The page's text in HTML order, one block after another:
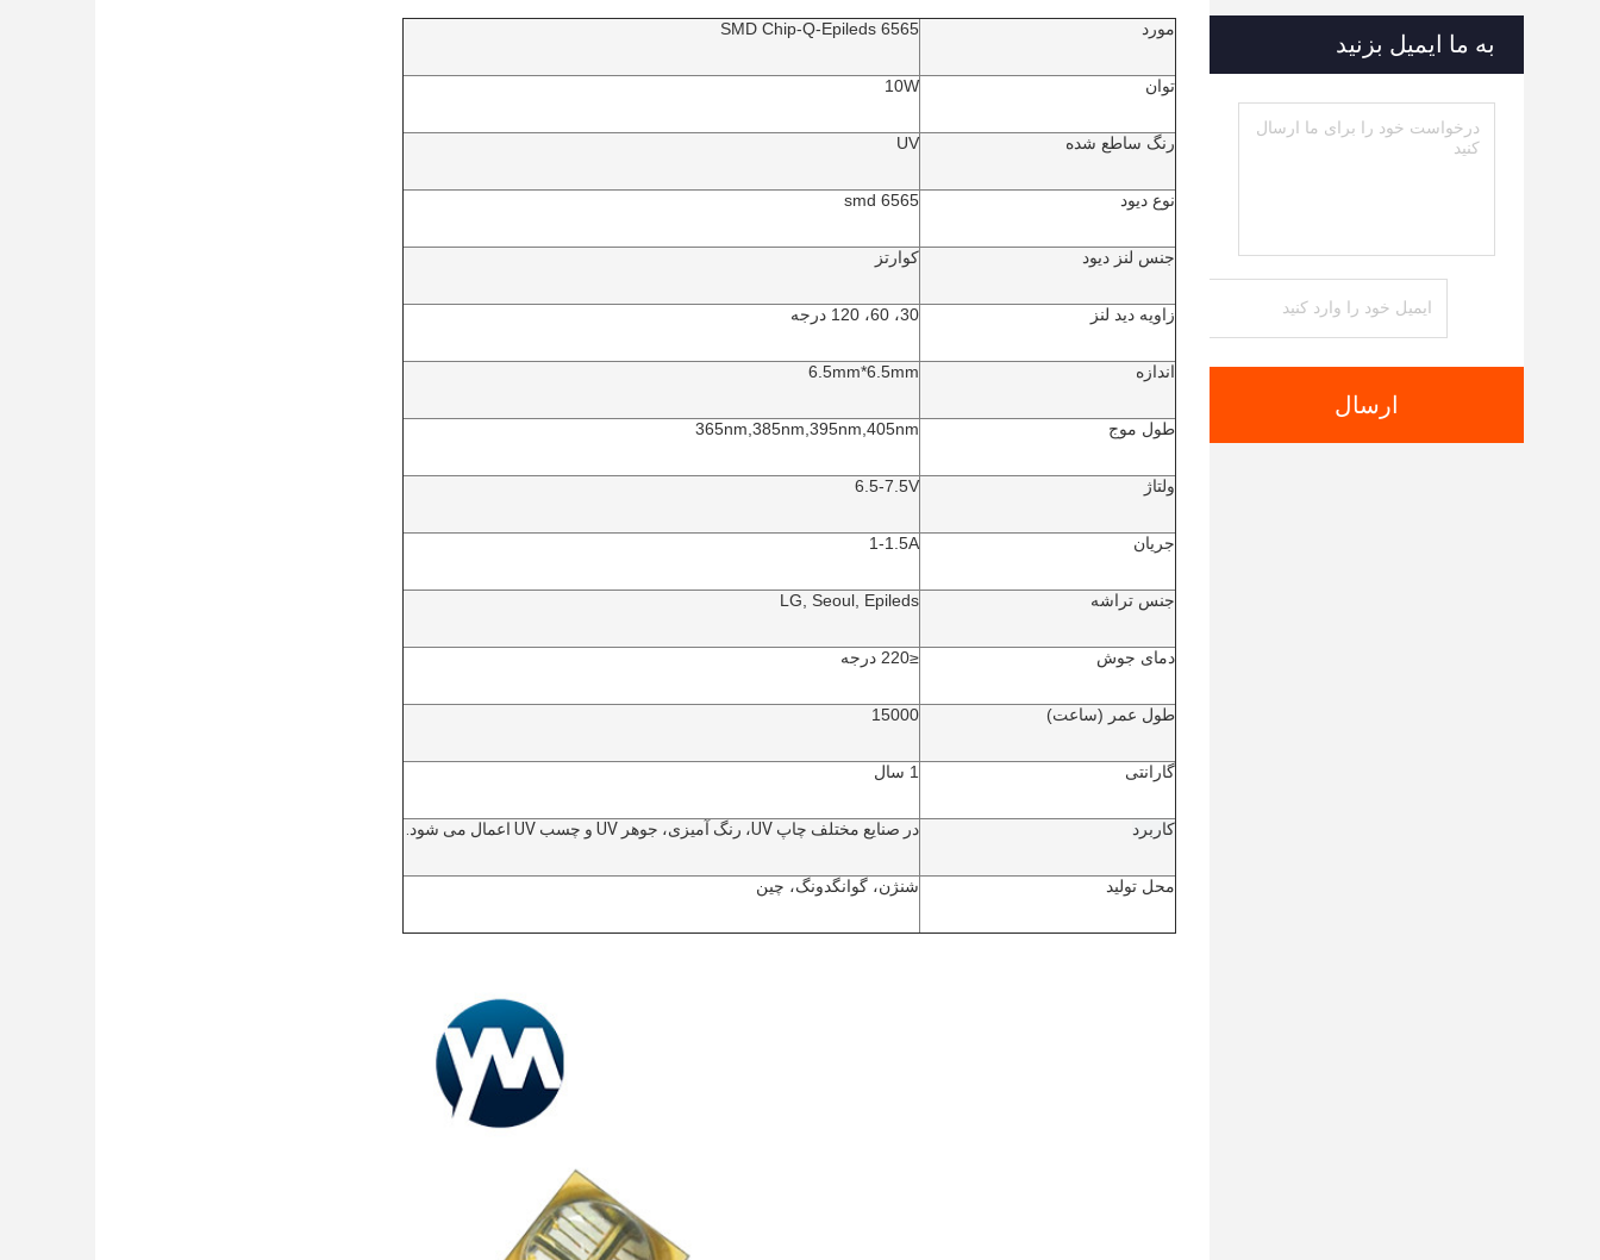
به ما ایمیل بزنید
ارسال
مورد 6565 SMD Chip-Q-
Epileds
توان 10W
رنگ ساطع شده UV
نوع دیود 6565 smd
جنس لنز دیود کوارتز
زاویه دید لنز 30، 60، 120 درجه
اندازه 6.5mm*6.5mm
طول موج 365nm,385nm,395nm,405nm
ولتاژ 6.5-7.5V
جریان 1-1.5A
جنس تراشه LG, Seoul, Epileds
دمای جوش ≤220 درجه
طول عمر (ساعت) 15000
گارانتی 1 سال
کاربرد در صنایع مختلف چاپ UV، رنگ آمیزی، جوهر UV و چسب UV اعمال می شود.
محل تولید شنژن، گوانگدونگ، چین